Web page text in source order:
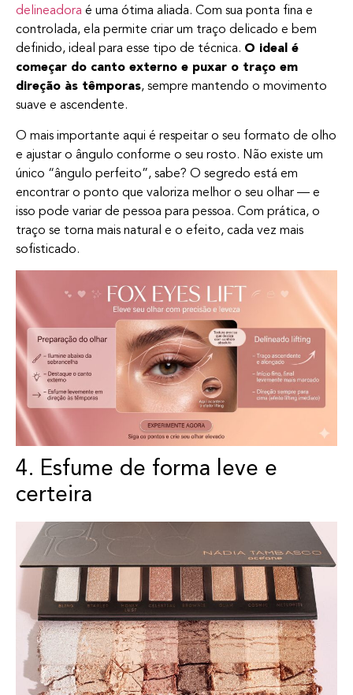
delineadora é uma ótima aliada. Com sua ponta fina e
controlada, ela permite criar um traço delicado e bem
definido, ideal para esse tipo de técnica. O ideal é
começar do canto externo e puxar o traço em
direção às têmporas, sempre mantendo o movimento
suave e ascendente.
O mais importante aqui é respeitar o seu formato de olho
e ajustar o ângulo conforme o seu rosto. Não existe um
único “ângulo perfeito”, sabe? O segredo está em
encontrar o ponto que valoriza melhor o seu olhar — e
isso pode variar de pessoa para pessoa. Com prática, o
traço se torna mais natural e o efeito, cada vez mais
sofisticado.
4. Esfume de forma leve e
certeira